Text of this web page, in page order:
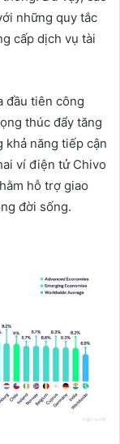
những quy tắc
cấp dịch vụ tài
đầu tiên công
thúc đẩy tăng
năng tiếp cận
ví điện tử Chivo
hỗ trợ giao
đời sống.